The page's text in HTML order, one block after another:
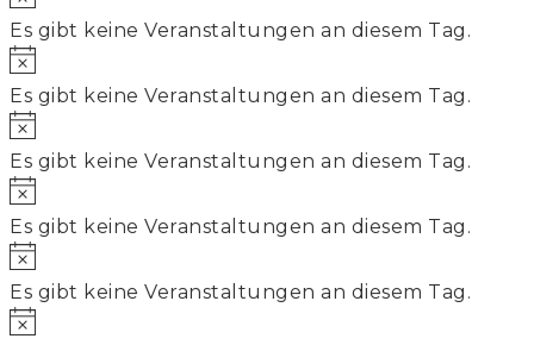
Es gibt keine Veranstaltungen an diesem Tag.
Es gibt keine Veranstaltungen an diesem Tag.
Es gibt keine Veranstaltungen an diesem Tag.
Es gibt keine Veranstaltungen an diesem Tag.
Es gibt keine Veranstaltungen an diesem Tag.